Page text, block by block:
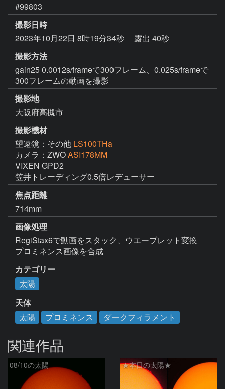
#99803
撮影日時
2023年10月22日 8時19分34秒
露出 40秒
撮影方法
gain25 0.0012s/frameで300フレーム、0.025s/frameで
300フレームの動画を撮影
撮影地
大阪府高槻市
撮影機材
望遠鏡：その他 LS100THa
カメラ：ZWOASI178MM
VIXEN GPD2
笠井トレーディング0.5倍レデューサー
焦点距離
714mm
画像処理
RegiStax6で動画をスタック、ウエーブレット変換
プロミネンス画像を合成
カテゴリー
太陽
天体
太陽
プロミネンス ダークフィラメント
関連作品
08/10の太陽 ★本日の太陽★